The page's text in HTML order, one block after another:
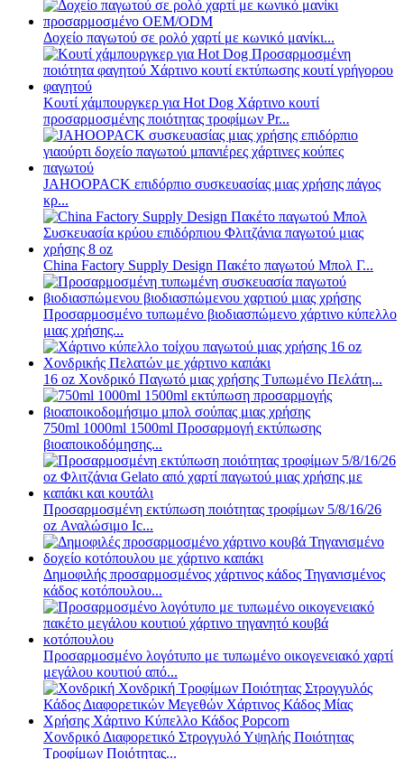
Δοχείο παγωτού σε ρολό χαρτί με κωνικό μανίκι...
Κουτί χάμπουργκερ για Hot Dog Χάρτινο κουτί
προσαρμοσμένης ποιότητας τροφίμων Pr...
JAHOOPACK επιδόρπιο συσκευασίας μιας χρήσης πάγος
κρ...
China Factory Supply Design Πακέτο παγωτού Μπολ Γ...
Προσαρμοσμένο τυπωμένο βιοδιασπώμενο χάρτινο κύπελλο
μιας χρήσης...
16 oz Χονδρικό Παγωτό μιας χρήσης Τυπωμένο Πελάτη...
750ml 1000ml 1500ml Προσαρμογή εκτύπωσης
βιοαποικοδόμησης...
Προσαρμοσμένη εκτύπωση ποιότητας τροφίμων 5/8/16/26
oz Αναλώσιμο Ic...
Δημοφιλής προσαρμοσμένος χάρτινος κάδος Τηγανισμένος
κάδος κοτόπουλου...
Προσαρμοσμένο λογότυπο με τυπωμένο οικογενειακό χαρτί
μεγάλου κουτιού από...
Χονδρικό Διαφορετικό Στρογγυλό Υψηλής Ποιότητας
Τροφίμων Ποιότητας...